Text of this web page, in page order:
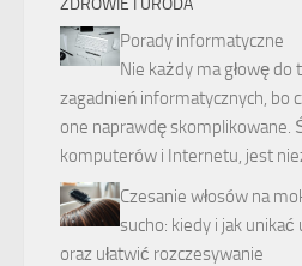
ZDROWIE I URODA
Porady informatyczne
Nie każdy ma głowę do
zagadnień informatycznych, bo
one naprawdę skomplikowane.
komputerów i Internetu, jest
Czesanie włosów na
sucho: kiedy i jak
oraz ułatwić rozczesywanie